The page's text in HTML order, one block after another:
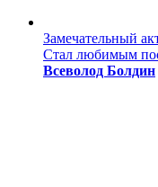
Замечательный
Стал любимым
Всеволод Болдин